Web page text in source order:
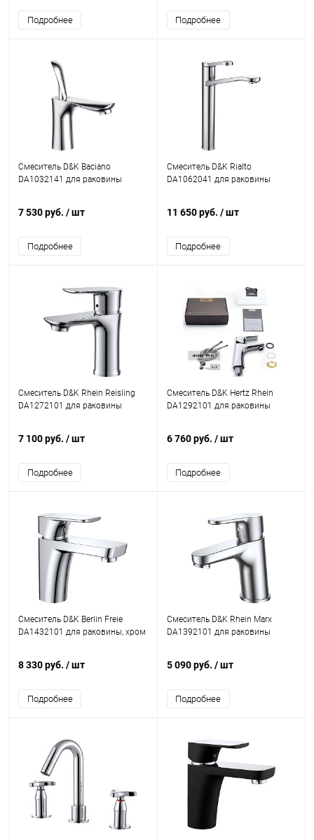
Подробнее Подробнее
Смеситель D&K Baciano
DA1032141 для раковины
7 530 руб. / шт
Подробнее
Смеситель D&K Rialto
DA1062041 для раковины
11 650 руб. / шт
Подробнее
Смеситель D&K Rhein Reisling
DA1272101 для раковины
7 100 руб. / шт
Подробнее
Смеситель D&K Hertz Rhein
DA1292101 для раковины
6 760 руб. / шт
Подробнее
Смеситель D&K Berlin Freie
DA1432101 для раковины, хром
8 330 руб. / шт
Подробнее
Смеситель D&K Rhein Marx
DA1392101 для раковины
5 090 руб. / шт
Подробнее